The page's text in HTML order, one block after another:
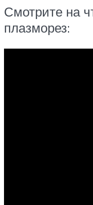
Смотрите на
плазморез: